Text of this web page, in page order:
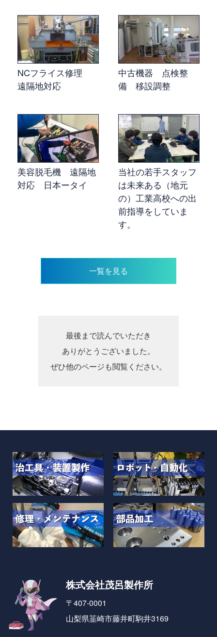
NCフライス修理
遠隔地対応
中古機器 点検整
備 移設調整
美容脱毛機 遠隔地
対応 日本ータイ
当社の若手スタッフ
は未来ある（地元
の）工業高校への出
前指導をしていま
す。
一覧を見る
最後まで読んでいただき
ありがとうございました。
ぜひ他のページも閲覧ください。
株式会社茂呂製作所
〒407-0001
山梨県韮崎市藤井町駒井3169